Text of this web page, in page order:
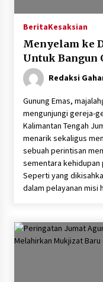
BeritaKesaksian
Menyelam ke
Untuk Bangun
Redaksi
Gunung Emas,
mengunjungi gereja-
Kalimantan Tengah
menarik sekaligus
sebuah perintisan
sementara
Seperti yang
dalam pelayanan misi